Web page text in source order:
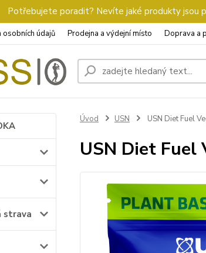
Potřebujete poradit? Nevíte jaké produkty jsou
osobních údajů Prodejna a výdejní místo Doprava a
strava
Úvod USN USN Diet Fuel
USN Diet Fuel